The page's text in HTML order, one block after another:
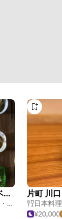
割烹みなと/アートホテル大阪ベイタワー
理
片町 川口
日本料理
¥20,000